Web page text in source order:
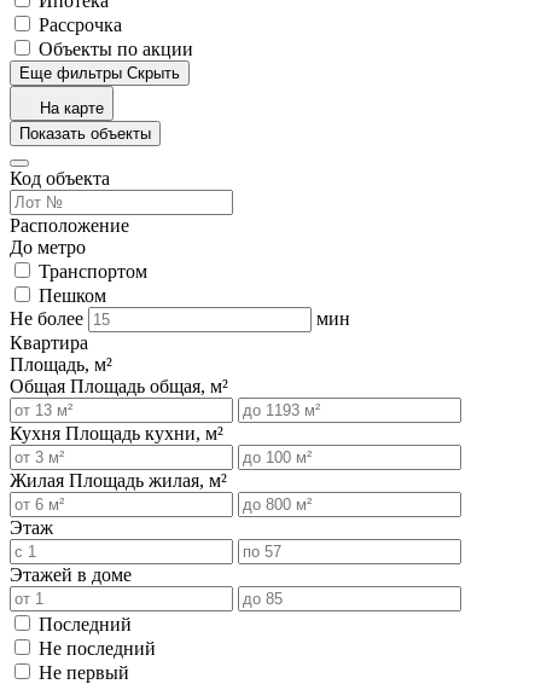
Рассрочка
Объекты по акции
Еще фильтры Скрыть
На карте
Показать объекты
Код объекта
Расположение
До метро
Транспортом
Пешком
Не более
мин
Квартира
Площадь, м²
Общая Площадь общая, м²
Кухня Площадь кухни, м²
Жилая Площадь жилая, м²
Этаж
Этажей в доме
Последний
Не последний
Не первый